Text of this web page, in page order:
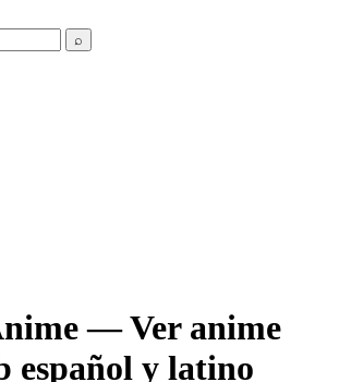
⌕
— Ver anime
español y latino